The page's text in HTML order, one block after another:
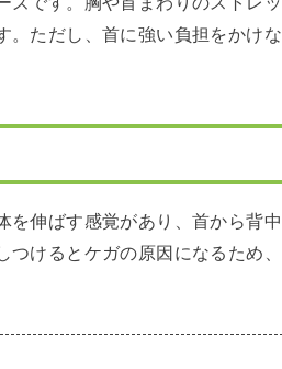
。ただし、首に強い負担をかけな
を伸ばす感覚があり、首から背中
けるとケガの原因になるため、